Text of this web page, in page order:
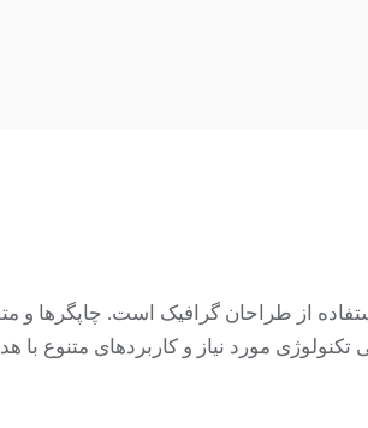
از طراحان گرافیک است. چاپگرها و
مورد نیاز و کاربردهای متنوع با